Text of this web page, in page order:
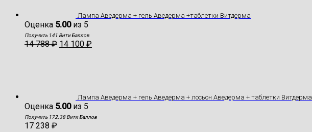
Лампа Аведерма + гель Аведерма +таблетки Витдерма
Оценка 5.00из 5
Получить 141 Вити Баллов
14 788₽ 14 100 ₽
Лампа Аведерма + гель Аведерма + лосьон Аведерма + таблетки Витдерма
Оценка 5.00из 5
Получить 172.38 Вити Баллов
17 238 ₽